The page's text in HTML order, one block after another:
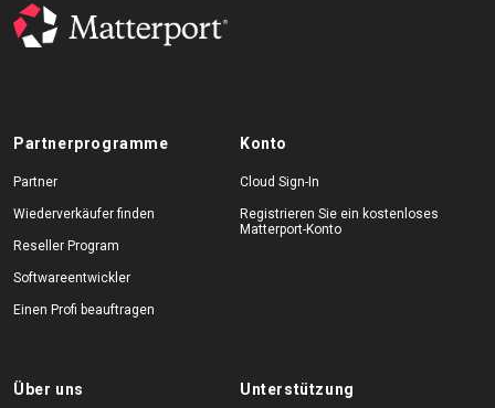
Partnerprogramme
Partner
Wiederverkäufer finden
Reseller Program
Softwareentwickler
Einen Profi beauftragen
Konto
Cloud Sign-In
Registrieren Sie ein kostenloses
Matterport-Konto
Über uns Unterstützung